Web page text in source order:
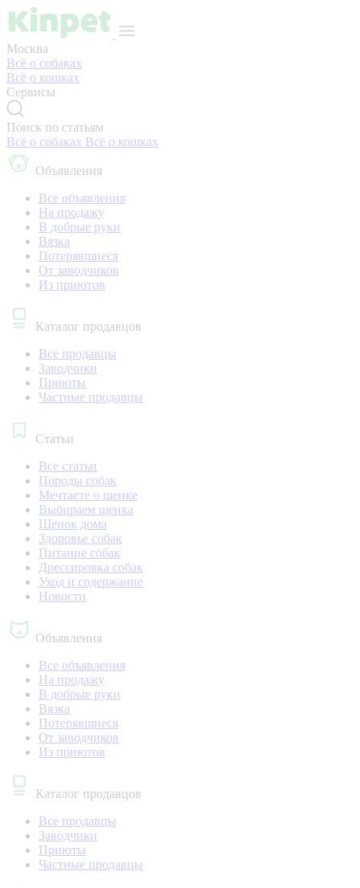
Москва
Всё о собаках
Всё о кошках
Сервисы
Поиск по статьям
Всё о собаках Всё о кошках
Объявления
Все объявления
На продажу
В добрые руки
Вязка
Потерявшиеся
От заводчиков
Из приютов
Каталог продавцов
Все продавцы
Заводчики
Приюты
Частные продавцы
Статьи
Все статьи
Породы собак
Мечтаете о щенке
Выбираем щенка
Щенок дома
Здоровье собак
Питание собак
Дрессировка собак
Уход и содержание
Новости
Объявления
Все объявления
На продажу
В добрые руки
Вязка
Потерявшиеся
От заводчиков
Из приютов
Каталог продавцов
Все продавцы
Заводчики
Приюты
Частные продавцы